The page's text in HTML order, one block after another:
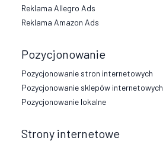
Reklama Allegro Ads
Reklama Amazon Ads
Pozycjonowanie
Pozycjonowanie stron internetowych
Pozycjonowanie sklepów internetowych
Pozycjonowanie lokalne
Strony internetowe